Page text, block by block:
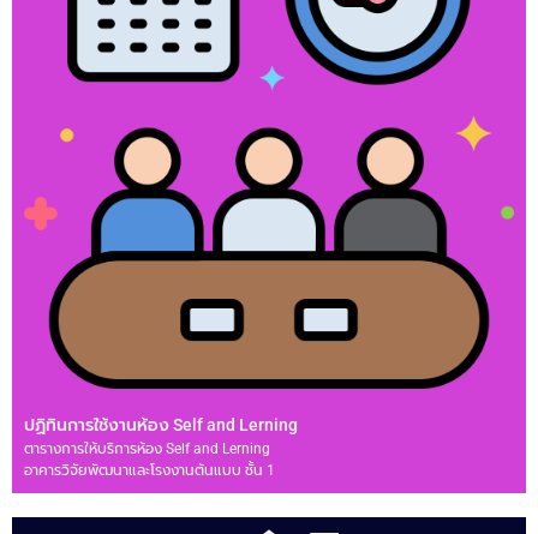
ปฏิทินการใช้งานห้อง Self and Lerning
ตารางการให้บริการห้อง Self and Lerning
อาคารวิจัยพัฒนาและโรงงานต้นแบบ ชั้น 1